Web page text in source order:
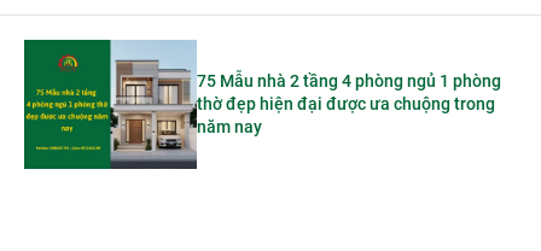
75 Mẫu nhà 2 tầng 4 phòng ngủ 1 phòng
thờ đẹp hiện đại được ưa chuộng trong
năm nay